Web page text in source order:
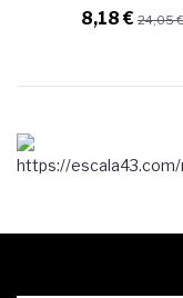
8,18 € 24,05 €